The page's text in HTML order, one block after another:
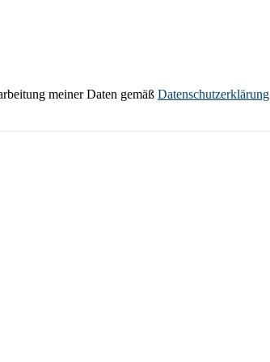
meiner Daten gemäß Datenschutzerklärung